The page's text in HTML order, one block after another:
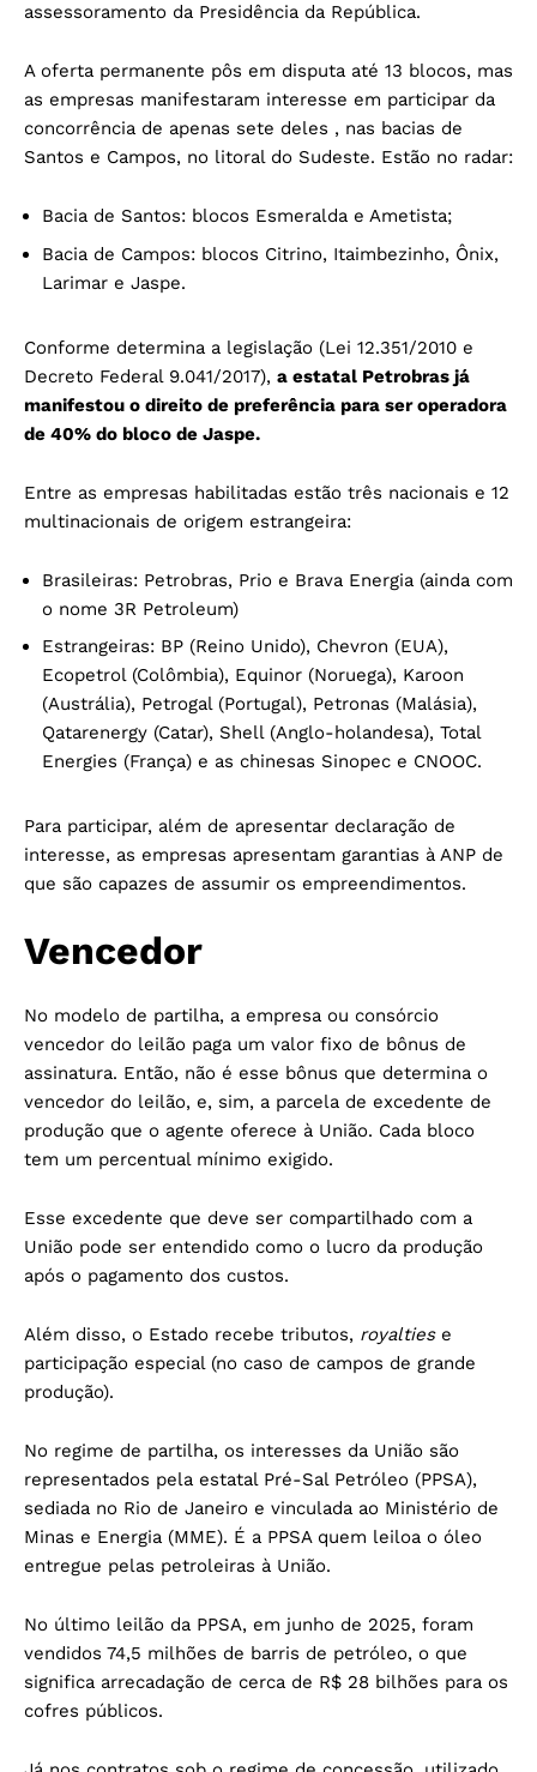
assessoramento da Presidência da República.
A oferta permanente pôs em disputa até 13 blocos, mas
as empresas manifestaram interesse em participar da
concorrência de apenas sete deles , nas bacias de
Santos e Campos, no litoral do Sudeste. Estão no radar:
Bacia de Santos: blocos Esmeralda e Ametista;
Bacia de Campos: blocos Citrino, Itaimbezinho, Ônix,
Larimar e Jaspe.
Conforme determina a legislação (Lei 12.351/2010 e
Decreto Federal 9.041/2017), a estatal Petrobras já
manifestou o direito de preferência para ser operadora
de 40% do bloco de Jaspe.
Entre as empresas habilitadas estão três nacionais e 12
multinacionais de origem estrangeira:
Brasileiras: Petrobras, Prio e Brava Energia (ainda com
o nome 3R Petroleum)
Estrangeiras: BP (Reino Unido), Chevron (EUA),
Ecopetrol (Colômbia), Equinor (Noruega), Karoon
(Austrália), Petrogal (Portugal), Petronas (Malásia),
Qatarenergy (Catar), Shell (Anglo-holandesa), Total
Energies (França) e as chinesas Sinopec e CNOOC.
Para participar, além de apresentar declaração de
interesse, as empresas apresentam garantias à ANP de
que são capazes de assumir os empreendimentos.
Vencedor
No modelo de partilha, a empresa ou consórcio
vencedor do leilão paga um valor fixo de bônus de
assinatura. Então, não é esse bônus que determina o
vencedor do leilão, e, sim, a parcela de excedente de
produção que o agente oferece à União. Cada bloco
tem um percentual mínimo exigido.
Esse excedente que deve ser compartilhado com a
União pode ser entendido como o lucro da produção
após o pagamento dos custos.
Além disso, o Estado recebe tributos, royaltiese
participação especial (no caso de campos de grande
produção).
No regime de partilha, os interesses da União são
representados pela estatal Pré-Sal Petróleo (PPSA),
sediada no Rio de Janeiro e vinculada ao Ministério de
Minas e Energia (MME). É a PPSA quem leiloa o óleo
entregue pelas petroleiras à União.
No último leilão da PPSA, em junho de 2025, foram
vendidos 74,5 milhões de barris de petróleo, o que
significa arrecadação de cerca de R$ 28 bilhões para os
cofres públicos.